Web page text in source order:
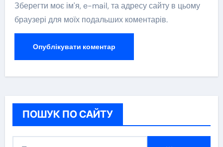
Зберегти моє ім'я, e-mail, та адресу сайту в цьому
браузері для моїх подальших коментарів.
ПОШУК ПО САЙТУ